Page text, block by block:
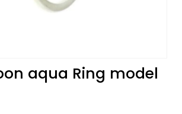
aqua Ring model